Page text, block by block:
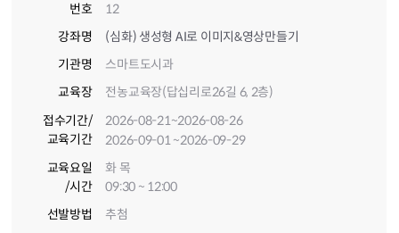
번호
12
강좌명
(심화) 생성형 AI로 이미지&영상만들기
기관명
스마트도시과
교육장
전농교육장(답십리로26길 6, 2층)
접수기간/
교육기간
2026-08-21~2026-08-26
2026-09-01~2026-09-29
교육요일
/시간
화 목
09:30 ~ 12:00
선발방법
추첨